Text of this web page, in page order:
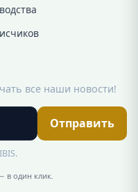
все наши новости!
Отправить
в один клик.